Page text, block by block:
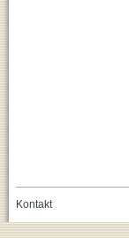
Kontakt